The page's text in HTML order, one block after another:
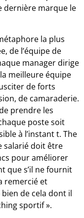
dernière marque le
la plus
de l’équipe de
manager dirige
meilleure équipe
de forts
de camaraderie.
prendre les
poste soit
à l’instant t. The
salarié doit être
pour améliorer
que s’il ne fournit
remercié et
de cela dont il
sportif ».